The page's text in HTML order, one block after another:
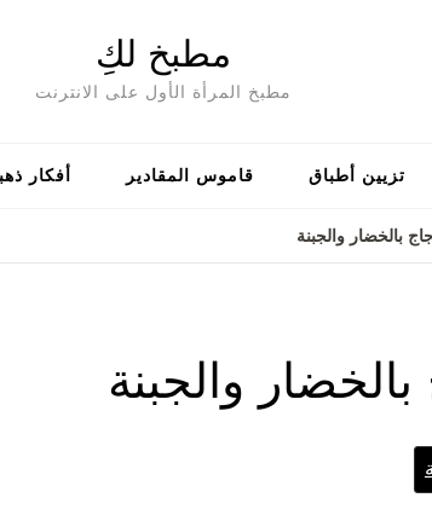
مطبخ لكِ
مطبخ المرأة الأول على الانترنت
تزيين أطباق قاموس المقادير أفكار
بالخضار والجبنة
والجبنة